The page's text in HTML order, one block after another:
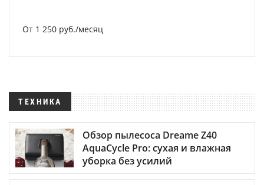
От 1 250 руб./месяц
ТЕХНИКА
Обзор пылесоса Dreame Z40
AquaCycle Pro: сухая и влажная
уборка без усилий